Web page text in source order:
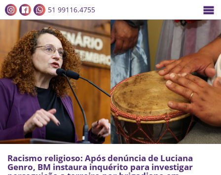
51 99116.4755
Racismo religioso: Após denúncia de Luciana
Genro, BM instaura inquérito para investigar